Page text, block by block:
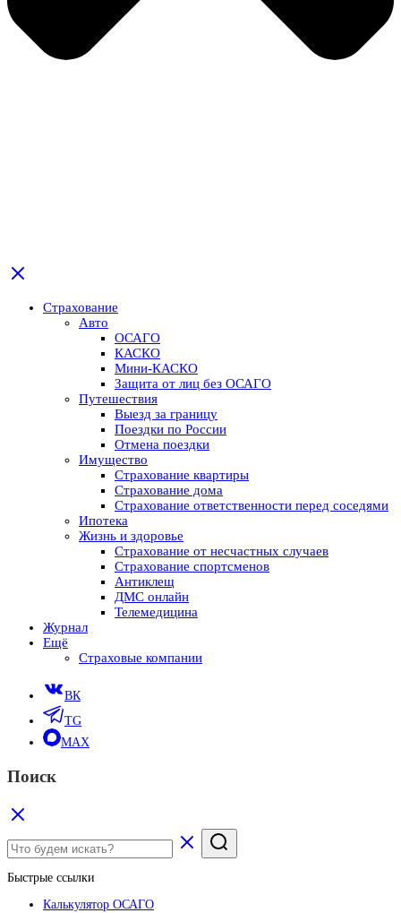
Страхование
Авто
ОСАГО
КАСКО
Мини-КАСКО
Защита от лиц без ОСАГО
Путешествия
Выезд за границу
Поездки по России
Отмена поездки
Имущество
Страхование квартиры
Страхование дома
Страхование ответственности перед соседями
Ипотека
Жизнь и здоровье
Страхование от несчастных случаев
Страхование спортсменов
Антиклещ
ДМС онлайн
Телемедицина
Журнал
Ещё
Страховые компании
ВК
TG
MAX
Поиск
Быстрые ссылки
Калькулятор ОСАГО